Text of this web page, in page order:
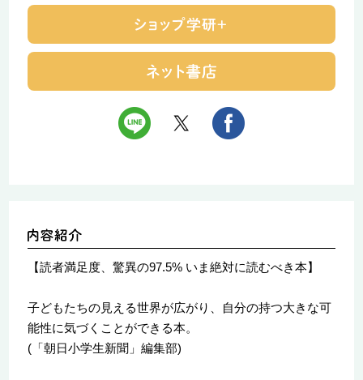
【読者満足度、驚異の97.5% いま絶対に読むべき本】
子どもたちの見える世界が広がり、自分の持つ大きな可
能性に気づくことができる本。
(「朝日小学生新聞」編集部)